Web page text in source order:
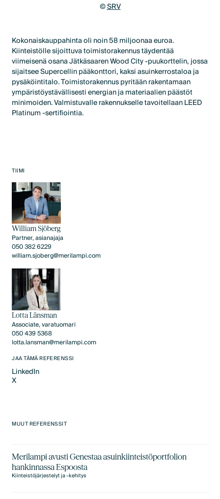
TIIMI
William Sjöberg
Partner, asianajaja
050 382 6229
william.sjoberg@merilampi.com
Lotta Länsman
Associate, varatuomari
050 439 5368
lotta.lansman@merilampi.com
JAA TÄMÄ REFERENSSI
LinkedIn
LinkedIn
X
©SRV
Kokonaiskauppahinta oli noin 58 miljoonaa euroa.
Kiinteistölle sijoittuva toimistorakennus täydentää
viimeisenä osana Jätkäsaaren Wood City -puukorttelin, jossa
sijaitsee Supercellin pääkonttori, kaksi asuinkerrostaloa ja
pysäköintitalo. Toimistorakennus pyritään rakentamaan
ympäristöystävällisesti energian ja materiaalien päästöt
minimoiden. Valmistuvalle rakennukselle tavoitellaan LEED
Platinum -sertifiointia.
MUUT REFERENSSIT
Merilampi avusti Genestaa asuinkiinteistöportfolion
hankinnassa Espoosta
Kiinteistöjärjestelyt ja -kehitys